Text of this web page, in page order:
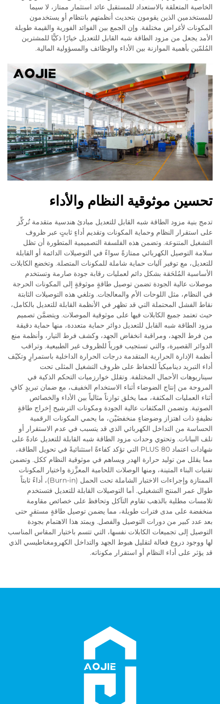
الخاصية المتعلقة بالاستعداد للمستقبل عائد استثمار ممتاز، لا سيما
للمستخدمين الذين يقومون بتحديث أنظمتهم بانتظام أو يستخدمون
المكونات لأغراض مختلفة. وإن الجمع بين الفوائد الفورية والقيمة طويلة
الأمد يجعل من مزود الطاقة شبه القابل للتعديل خيارًا ذكيًّا للمشترين
المُلمّين بأهمية الموازنة بين الأداء والوظائف والمسؤولية المالية.
تحسين موثوقية النظام والأداء
تدمج بنية مزود الطاقة شبه القابل للتعديل مبادئ هندسية متقدمة تُركِّز
على استقرار النظام وحماية المكونات وتقديم أداءٍ ثابتٍ عبر ظروف
التشغيل المتنوعة. وتضمن هذه الفلسفة التصميمية المتطورة أن تظل
سلامة التوصيل الكهربائي ممتازةً سواءً في التوصيلات الدائمة أو القابلة
للتعديل، مع توفير آليات حماية شاملة للمكونات المتصلة. وتخضع الكابلات
الأساسية المُلحَقة بشكل دائم لعمليات رقابة جودة صارمة وتستخدم
موصلات عالية الجودة تضمن توصيل طاقةٍ موثوقةٍ إلى المكونات الحرجة
في النظام، مثل اللوحات الأم والمعالجات. وتلغي هذه التوصيلات الثابتة
نقاط الفشل المحتملة التي قد تظهر في الأنظمة القابلة للتعديل بالكامل،
حيث تعتمد جميع الكابلات فيها على موثوقية الموصلات. ويتضمَّن تصميم
مزود الطاقة شبه القابل للتعديل دوائر حماية متعددة، منها حماية دقيقة
من فرط الجهد، ومراقبة انخفاض الجهد، وكشف فرط التيار، وأنظمة منع
الدوائر القصيرة، والتي تستجيب فورياً للظروف غير الطبيعية. وتراقب
أنظمة الإدارة الحرارية المتقدمة درجات الحرارة الداخلية باستمرارٍ وتكيّف
أداء التبريد ديناميكياً للحفاظ على ظروف التشغيل المثلى تحت
سيناريوهات الأحمال المختلفة. وتقلل خوارزميات التحكم الذكية في
المروحة من إنتاج الضوضاء أثناء الاستخدام الخفيف، مع ضمان تبريدٍ كافٍ
أثناء العمليات المكثفة، مما يخلق توازناً مثالياً بين الأداء والخصائص
الصوتية. وتضمن المكثفات عالية الجودة ومكونات الترشيح إخراج طاقةٍ
نظيفةٍ ذات اهتزاز وضوضاءٍ منخفضَيْن، ما يحمي المكونات الرقمية
الحساسة من التداخل الكهربائي الذي قد يتسبب في عدم الاستقرار أو
تلف البيانات. وتحتوي وحدات مزود الطاقة شبه القابلة للتعديل عادةً على
شهادات اعتماد 80 PLUS التي تؤكد كفاءةً استثنائيةً في تحويل الطاقة،
مما يقلل من توليد حرارة الهدر ويساهم في موثوقية النظام ككل. وتضمن
تقنيات البناء المتينة، ومنها الوصلات اللحامية المعزَّزة واختيار المكونات
الممتازة وإجراءات الاختبار الشاملة تحت الحمل (Burn-in)، أداءً ثابتاً
طوال عمر المنتج التشغيلي. أما التوصيلات القابلة للتعديل فتستخدم
تلامسات مطلية بالذهب تقاوم التآكل وتحافظ على خصائص مقاومة
منخفضة على مدى فترات طويلة، مما يضمن توصيل طاقةٍ مستقرٍ حتى
بعد عدد كبير من دورات التوصيل والفصل. ويمتد هذا الاهتمام بجودة
التوصيل إلى تجميعات الكابلات نفسها، التي تتسم باختيار المقاس المناسب
لها ووجود دروع فعالة لتقليل هبوط الجهد والتداخل الكهرومغناطيسي الذي
قد يؤثر على أداء النظام أو استقرار مكوناته.